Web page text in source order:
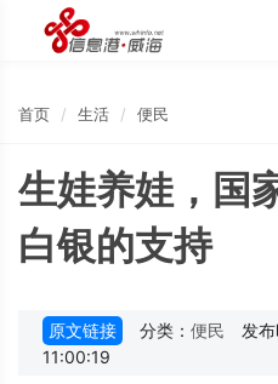
首页 生活 便民
生娃养娃，国
白银的支持
原文链接 分类： 便民
发
11:00:19